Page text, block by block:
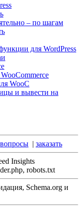
– по шагам
для WordPress
WooC
и вывести на
вопросы | заказать
Insights
robots.txt
Schema.org и